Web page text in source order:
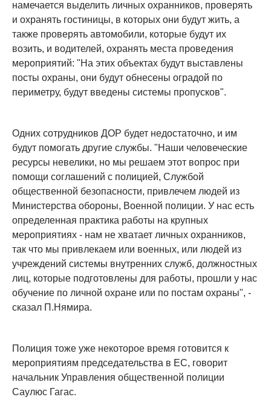
намечается выделить личных охранников, проверять
и охранять гостиницы, в которых они будут жить, а
также проверять автомобили, которые будут их
возить, и водителей, охранять места проведения
мероприятий: "На этих объектах будут выставлены
посты охраны, они будут обнесены оградой по
периметру, будут введены системы пропусков".
Одних сотрудников ДОР будет недостаточно, и им
будут помогать другие службы. "Наши человеческие
ресурсы невелики, но мы решаем этот вопрос при
помощи соглашений с полицией, Службой
общественной безопасности, привлечем людей из
Министерства обороны, Военной полиции. У нас есть
определенная практика работы на крупных
мероприятиях - нам не хватает личных охранников,
так что мы привлекаем или военных, или людей из
учреждений системы внутренних служб, должностных
лиц, которые подготовлены для работы, прошли у нас
обучение по личной охране или по постам охраны", -
сказал П.Нямира.
Полиция тоже уже некоторое время готовится к
мероприятиям председательства в ЕС, говорит
начальник Управления общественной полиции
Саулюс Гагас.